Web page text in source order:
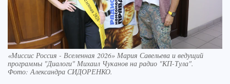
«Миссис Россия - Вселенная 2026» Мария Савельева и ведущий
программы "Диалоги" Михаил Чуканов на радио "КП-Тула".
Фото:Александра СИДОРЕНКО.